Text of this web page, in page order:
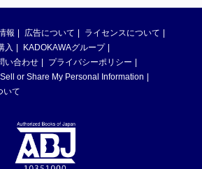
報 広告について
ライセンスについて
入
KADOKAWAグループ
い合わせ
プライバシーポリシー
or Share My Personal Information
いて